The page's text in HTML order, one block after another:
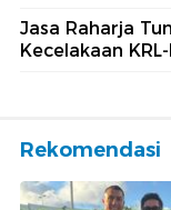
Jasa Raharja
Kecelakaan
Rekomendasi